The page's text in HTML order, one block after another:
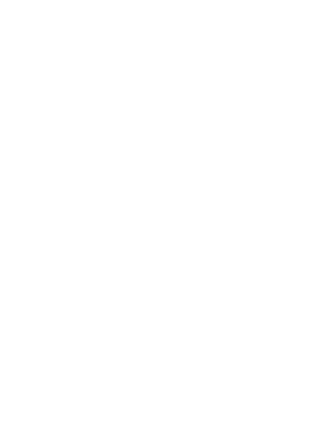
de la Asociación de